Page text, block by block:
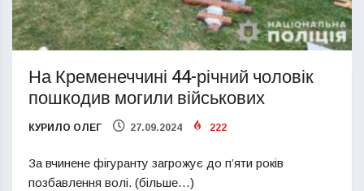
На Кременеччині 44-річний чоловік
пошкодив могили військових
КУРИЛО ОЛЕГ 27.09.2024 222
За вчинене фігуранту загрожує до п’яти років
позбавлення волі. (більше…)